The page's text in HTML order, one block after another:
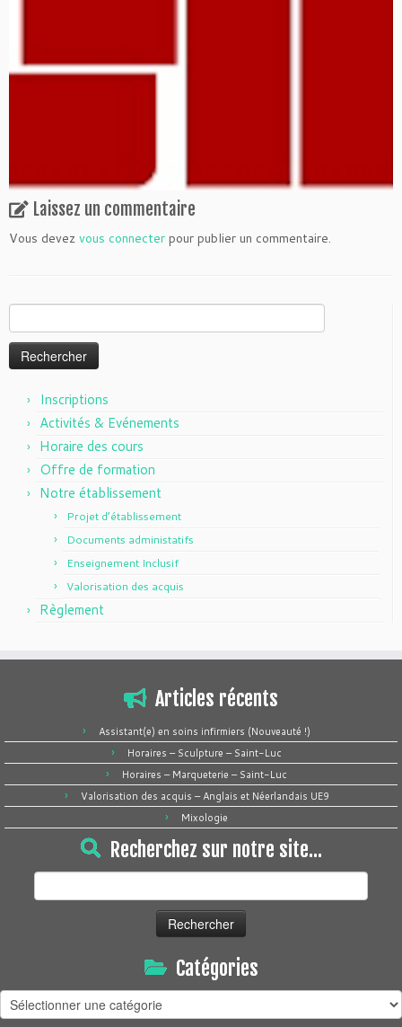
Laissez un commentaire
Vous devez vous connecter pour publier un commentaire.
Inscriptions
Activités & Evénements
Horaire des cours
Offre de formation
Notre établissement
Projet d’établissement
Documents administatifs
Enseignement Inclusif
Valorisation des acquis
Règlement
Articles récents
Assistant(e) en soins infirmiers (Nouveauté !)
Horaires – Sculpture – Saint-Luc
Horaires – Marqueterie – Saint-Luc
Valorisation des acquis – Anglais et Néerlandais UE9
Mixologie
Recherchez sur notre site…
Catégories
Catégories